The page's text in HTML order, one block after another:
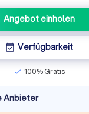
Angebot einholen
event_available Verfügbarkeit
check 100% Gratis
Anbieter